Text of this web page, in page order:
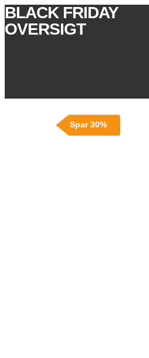
BLACK FRIDAY
OVERSIGT
Spar 30%